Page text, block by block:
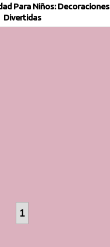
Para Niños: Decoraciones
Divertidas
1